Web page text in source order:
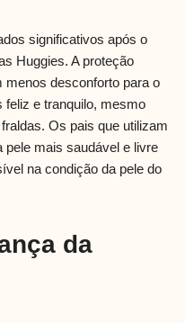
significativos após o
Huggies. A proteção
desconforto para o
feliz e tranquilo, mesmo
Os pais que utilizam
pele mais saudável e livre
na condição da pele do
da